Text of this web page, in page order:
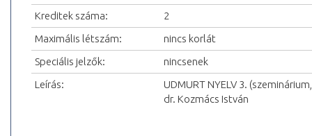
Kreditek száma:
2
Maximális létszám:
nincs korlát
Speciális jelzők:
nincsenek
Leírás:
UDMURT NYELV 3.
dr. Kozmács István